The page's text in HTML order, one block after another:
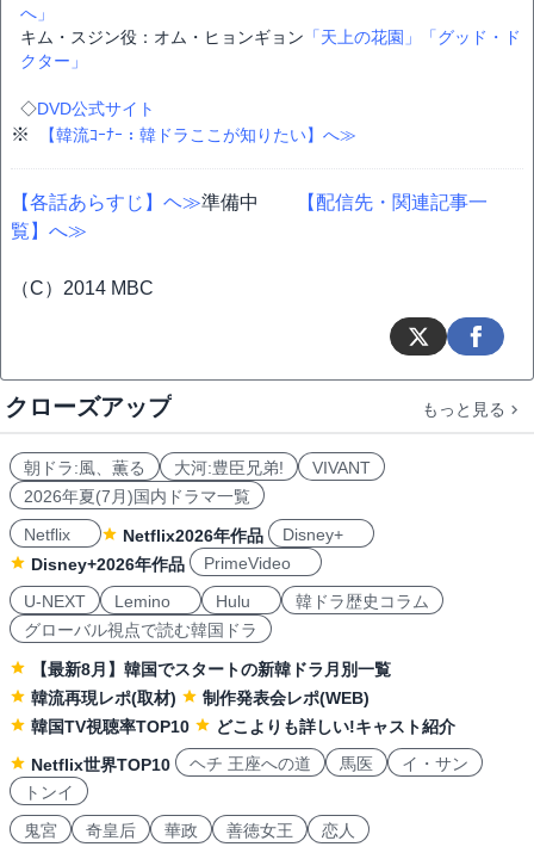
へ」
キム・スジン役：オム・ヒョンギョン 「天上の花園」
「グッド・ド
クター」
◇DVD公式サイト
※ 【韓流ｺｰﾅｰ：韓ドラここが知りたい】へ≫
【各話あらすじ】ヘ≫準備中
【配信先・関連記事一
覧】へ≫
（C）2014 MBC
クローズアップ もっと見る
朝ドラ:風、薫る 大河:豊臣兄弟!
VIVANT
2026年夏(7月)国内ドラマ一覧
Netflix
Netflix2026年作品
Disney+
Disney+2026年作品
PrimeVideo
U-NEXT
Lemino Hulu
韓ドラ歴史コラム
グローバル視点で読む韓国ドラ
【最新8月】韓国でスタートの新韓ドラ月別一覧
韓流再現レポ(取材)
制作発表会レポ(WEB)
韓国TV視聴率TOP10
どこよりも詳しい!キャスト紹介
Netflix世界TOP10
ヘチ 王座への道 馬医
イ・サン
トンイ
鬼宮
奇皇后 華政 善徳女王 恋人